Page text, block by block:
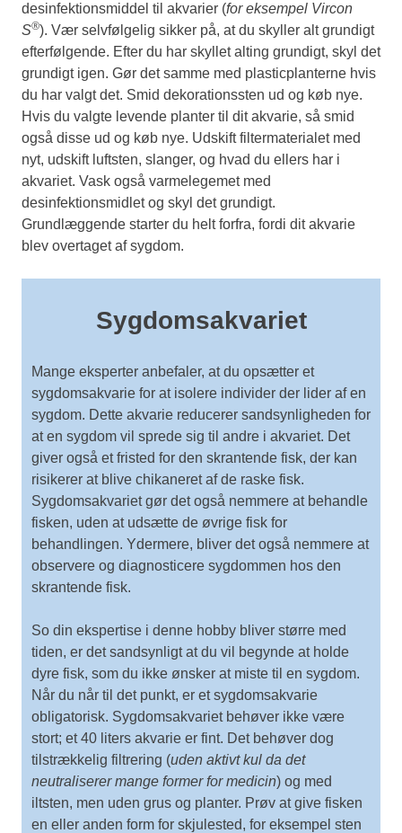
desinfektionsmiddel til akvarier (for eksempel Vircon
S®). Vær selvfølgelig sikker på, at du skyller alt grundigt
efterfølgende. Efter du har skyllet alting grundigt, skyl det
grundigt igen. Gør det samme med plasticplanterne hvis
du har valgt det. Smid dekorationssten ud og køb nye.
Hvis du valgte levende planter til dit akvarie, så smid
også disse ud og køb nye. Udskift filtermaterialet med
nyt, udskift luftsten, slanger, og hvad du ellers har i
akvariet. Vask også varmelegemet med
desinfektionsmidlet og skyl det grundigt.
Grundlæggende starter du helt forfra, fordi dit akvarie
blev overtaget af sygdom.
Sygdomsakvariet
Mange eksperter anbefaler, at du opsætter et
sygdomsakvarie for at isolere individer der lider af en
sygdom. Dette akvarie reducerer sandsynligheden for
at en sygdom vil sprede sig til andre i akvariet. Det
giver også et fristed for den skrantende fisk, der kan
risikerer at blive chikaneret af de raske fisk.
Sygdomsakvariet gør det også nemmere at behandle
fisken, uden at udsætte de øvrige fisk for
behandlingen. Ydermere, bliver det også nemmere at
observere og diagnosticere sygdommen hos den
skrantende fisk.
So din ekspertise i denne hobby bliver større med
tiden, er det sandsynligt at du vil begynde at holde
dyre fisk, som du ikke ønsker at miste til en sygdom.
Når du når til det punkt, er et sygdomsakvarie
obligatorisk. Sygdomsakvariet behøver ikke være
stort; et 40 liters akvarie er fint. Det behøver dog
tilstrækkelig filtrering (uden aktivt kul da det
neutraliserer mange former for medicin) og med
iltsten, men uden grus og planter. Prøv at give fisken
en eller anden form for skjulested, for eksempel sten